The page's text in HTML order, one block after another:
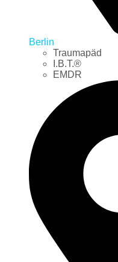
Berlin
Traumapäd
I.B.T.®
EMDR